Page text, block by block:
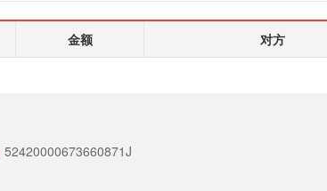
金额 对方
52420000673660871J